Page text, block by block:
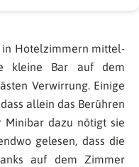
Hotelzimmern mittel-
kleine Bar auf dem
Verwirrung. Einige
allein das Berühren
Minibar dazu nötigt sie
gelesen, dass die
auf dem Zimmer